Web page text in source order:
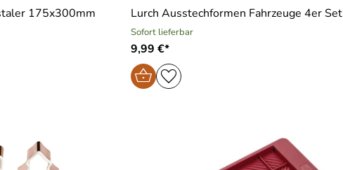
175x300mm
Lurch Ausstechformen Fahrzeuge 4er Set
Sofort lieferbar
9,99 €*